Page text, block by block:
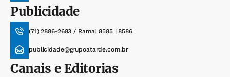
Publicidade
(71) 2886-2683 / Ramal 8585 | 8586
publicidade@grupoatarde.com.br
Canais e Editorias